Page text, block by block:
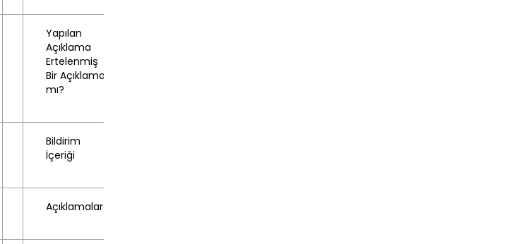
Yapılan
Açıklama
Ertelenmiş
Bir Açıklama
mı?
Bildirim
İçeriği
Açıklamalar